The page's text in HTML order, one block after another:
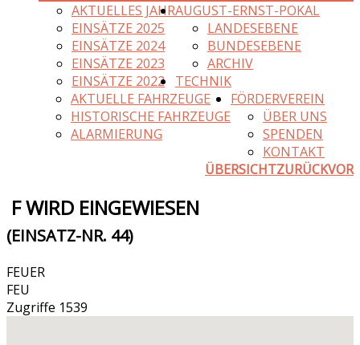
AKTUELLES JAHR
EINSÄTZE 2025
EINSÄTZE 2024
EINSÄTZE 2023
EINSÄTZE 2022
AUGUST-ERNST-POKAL
LANDESEBENE
BUNDESEBENE
ARCHIV
TECHNIK
AKTUELLE FAHRZEUGE
HISTORISCHE FAHRZEUGE
ALARMIERUNG
FÖRDERVEREIN
ÜBER UNS
SPENDEN
KONTAKT
ÜBERSICHTZURÜCKVOR
F WIRD EINGEWIESEN
(EINSATZ-NR. 44)
FEUER
FEU
Zugriffe 1539